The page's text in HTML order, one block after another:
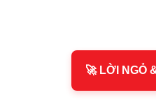
🚀 LỜI NGỎ